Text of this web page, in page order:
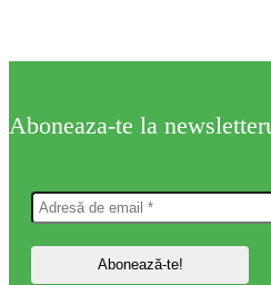
Aboneaza-te la